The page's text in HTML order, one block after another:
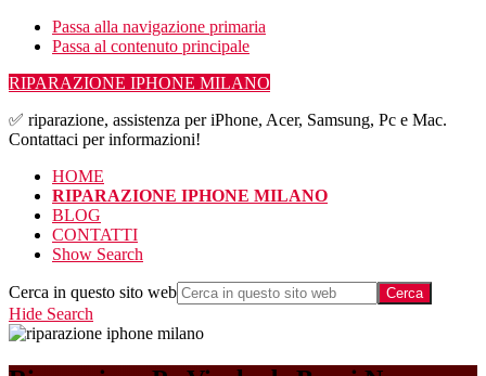
Passa alla navigazione primaria
Passa al contenuto principale
RIPARAZIONE IPHONE MILANO
✅ riparazione, assistenza per iPhone, Acer, Samsung, Pc e Mac.
Contattaci per informazioni!
HOME
RIPARAZIONE IPHONE MILANO
BLOG
CONTATTI
Show Search
Cerca in questo sito web
Hide Search